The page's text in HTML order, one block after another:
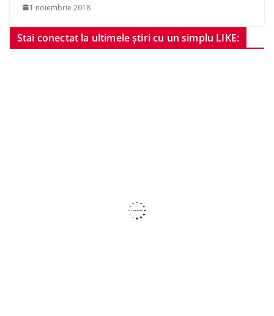
1 noiembrie 2018
Stai conectat la ultimele știri cu un simplu LIKE: